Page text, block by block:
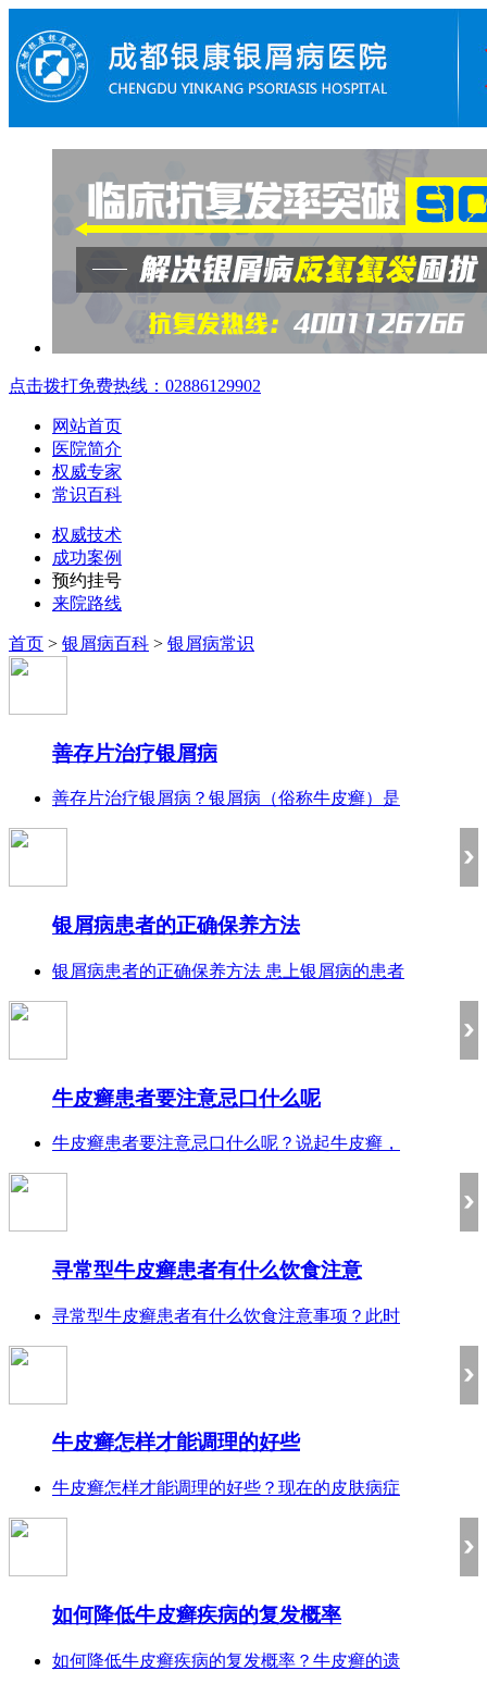
点击拨打免费热线：02886129902
网站首页
医院简介
权威专家
常识百科
权威技术
成功案例
预约挂号
来院路线
首页 > 银屑病百科 > 银屑病常识
善存片治疗银屑病
善存片治疗银屑病？银屑病（俗称牛皮癣）是
银屑病患者的正确保养方法
银屑病患者的正确保养方法 患上银屑病的患者
牛皮癣患者要注意忌口什么呢
牛皮癣患者要注意忌口什么呢？说起牛皮癣，
寻常型牛皮癣患者有什么饮食注意
寻常型牛皮癣患者有什么饮食注意事项？此时
牛皮癣怎样才能调理的好些
牛皮癣怎样才能调理的好些？现在的皮肤病症
如何降低牛皮癣疾病的复发概率
如何降低牛皮癣疾病的复发概率？牛皮癣的遗